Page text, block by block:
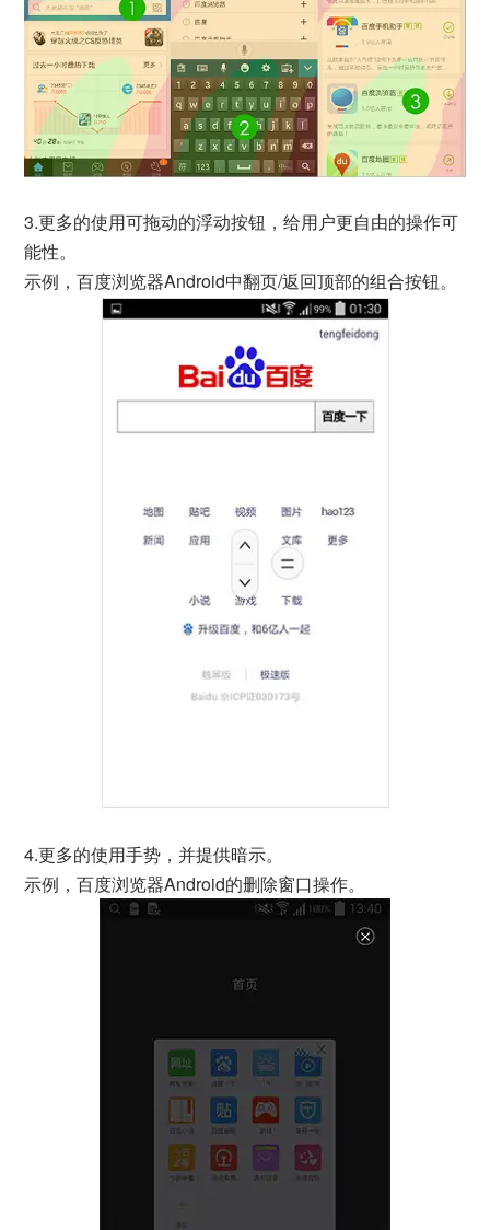
3.更多的使用可拖动的浮动按钮，给用户更自由的操作可
能性。
示例，百度浏览器Android中翻页/返回顶部的组合按钮。
4.更多的使用手势，并提供暗示。
示例，百度浏览器Android的删除窗口操作。